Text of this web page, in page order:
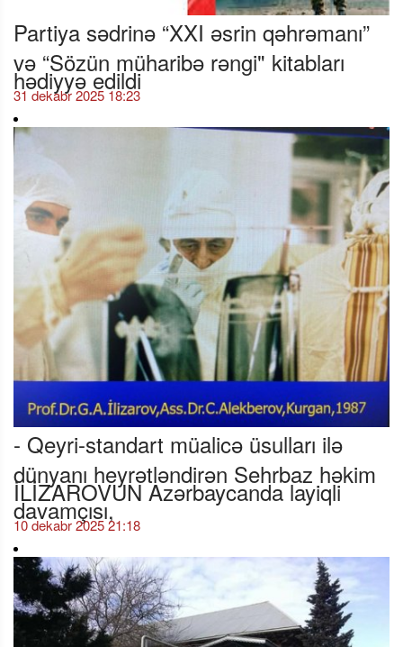
Partiya sədrinə “XXI əsrin qəhrəmanı”
və “Sözün müharibə rəngi" kitabları
hədiyyə edildi
31 dekabr 2025 18:23
- Qeyri-standart müalicə üsulları ilə
dünyanı heyrətləndirən Sehrbaz həkim
İLİZAROVUN Azərbaycanda layiqli
davamçısı,
10 dekabr 2025 21:18